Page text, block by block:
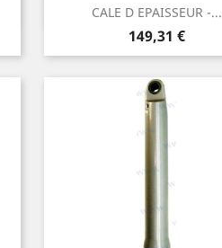
CALE D EPAISSEUR -...
Prix
149,31 €
Aperçu rapide